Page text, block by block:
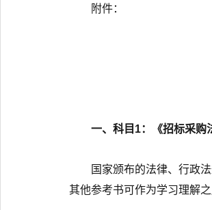
附件：
一、科目1：《招标采购
国家颁布的法律、行政
其他参考书可作为学习理解